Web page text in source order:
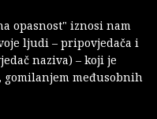
opasnost" iznosi nam
ljudi – pripovjedača i
naziva) – koji je
gomilanjem međusobnih